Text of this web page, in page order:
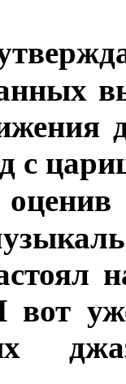
с
вот